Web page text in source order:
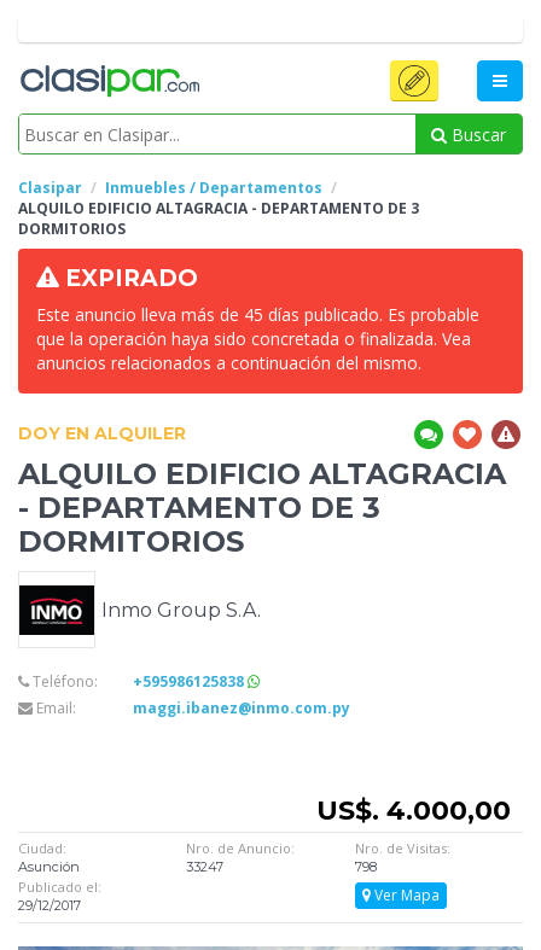
Buscar
Clasipar
Inmuebles / Departamentos
ALQUILO EDIFICIO ALTAGRACIA - DEPARTAMENTO DE 3
DORMITORIOS
EXPIRADO
Este anuncio lleva más de 45 días publicado. Es probable
que la operación haya sido concretada o finalizada. Vea
anuncios relacionados a continuación del mismo.
DOY EN ALQUILER
ALQUILO EDIFICIO ALTAGRACIA
- DEPARTAMENTO DE 3
DORMITORIOS
Inmo Group S.A.
Teléfono:
+595986125838
Email:
maggi.ibanez@inmo.com.py
US$. 4.000,00
Ciudad:
Asunción
Nro. de Anuncio:
33247
Nro. de Visitas:
798
Publicado el:
29/12/2017
Ver Mapa